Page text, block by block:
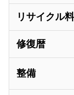
リサイクル
修復暦
整備